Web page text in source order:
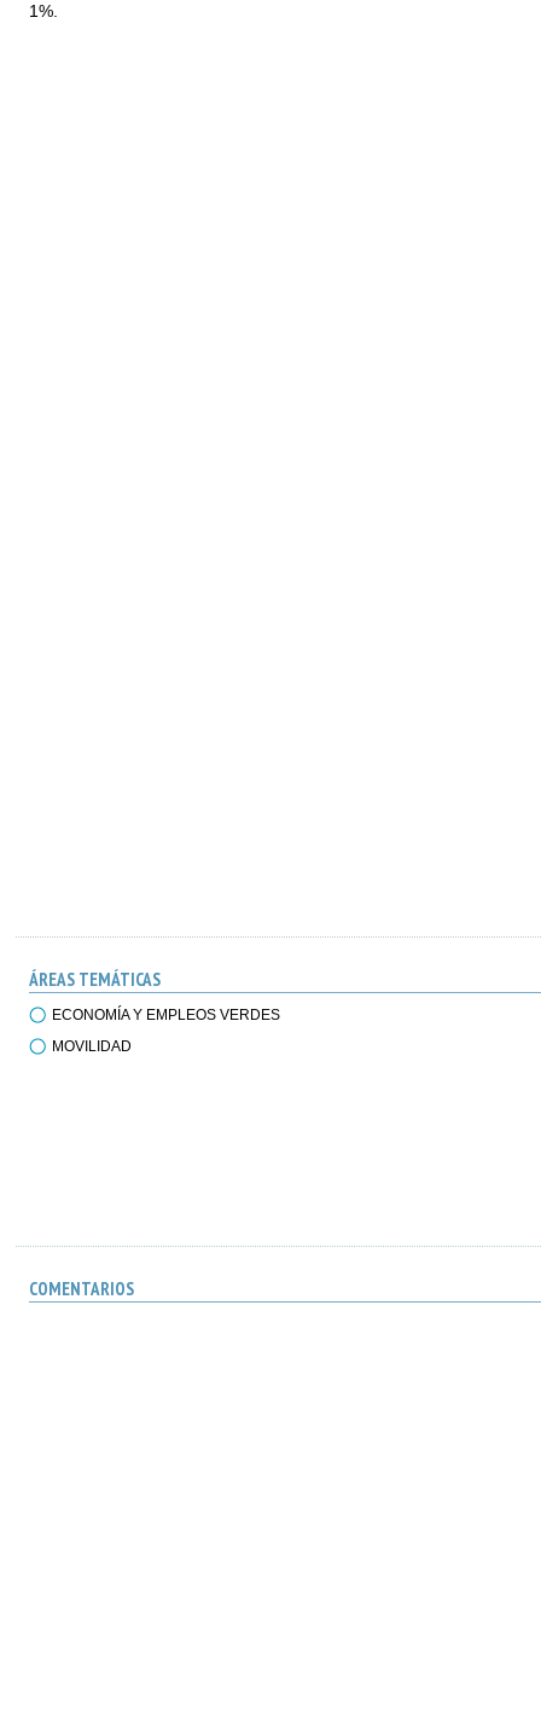
1%.
ÁREAS TEMÁTICAS
ECONOMÍA Y EMPLEOS VERDES
MOVILIDAD
COMENTARIOS